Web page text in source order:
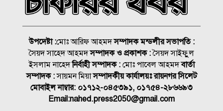
সম্পন্ন
জুলাই গণঅভ্যুত্থান স্বৈরাচারের
বিরুদ্ধে এক যুগান্তকারী অধ্যায়:
বীর মুক্তিযোদ্ধা আব্দুর রাজ্জাক
মারা গেলো লিওনেল মেসির বাবা
উপদেষ্টা :মোঃ আরিফ আহমদসম্পাদক মন্ডলীর সভাপতি :
সৈয়দ সাহেদ আহমদসম্পাদক ও প্রকাশক :সৈয়দ সাইফুুল
ইসলাম নাহেদনির্বাহী সম্পাদক :মোঃ পাবেল আহমদবার্তা
সম্পাদক :সায়মন মিয়াসম্পাদকীয় কার্যালয়ঃ রায়নগর সিলেট
মোবাইল নাম্বার: ০১৭১২-০৪৫৩৯১, ০১৭৫৪-২৮৬৬৯৩
Email:nahed.press2050@gmail.com